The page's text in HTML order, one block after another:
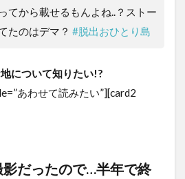
てから載せるもんよね..？ストー
たのはデマ？ #脱出おひとり島
について知りたい!?
あわせて読みたい”][card2
影だったので…半年で終